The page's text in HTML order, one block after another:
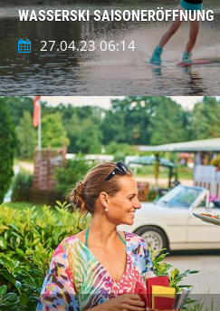
WASSERSKI SAISONERÖFFNUNG
27.04.23 06:14